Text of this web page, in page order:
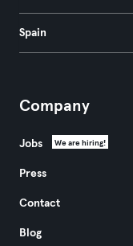
Spain
Company
Jobs We are hiring!
Press
Contact
Blog